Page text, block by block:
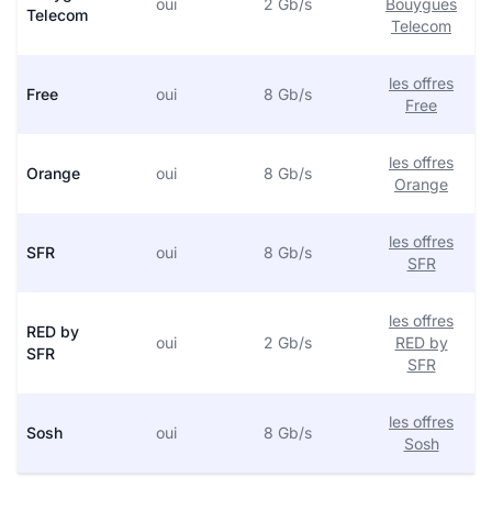
Telecom
oui 2 Gb/s
Bouygues
Telecom
Free oui 8 Gb/s
les offres
Free
Orange oui 8 Gb/s
les offres
Orange
SFR oui 8 Gb/s
les offres
SFR
RED by
SFR
oui 2 Gb/s
les offres
RED by
SFR
Sosh oui 8 Gb/s
les offres
Sosh